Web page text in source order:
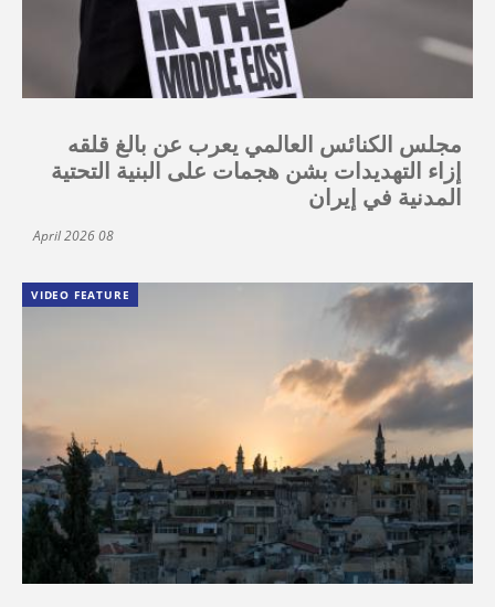
مجلس الكنائس العالمي يعرب عن بالغ قلقه
إزاء التهديدات بشن هجمات على البنية التحتية
المدنية في إيران
08 April 2026
VIDEO FEATURE